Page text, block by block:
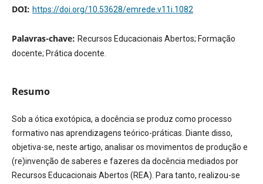
DOI: https://doi.org/10.53628/emrede.v11i.1082
Palavras-chave: Recursos Educacionais Abertos; Formação
docente; Prática docente.
Resumo
Sob a ótica exotópica, a docência se produz como processo
formativo nas aprendizagens teórico-práticas. Diante disso,
objetiva-se, neste artigo, analisar os movimentos de produção e
(re)invenção de saberes e fazeres da docência mediados por
Recursos Educacionais Abertos (REA). Para tanto, realizou-se